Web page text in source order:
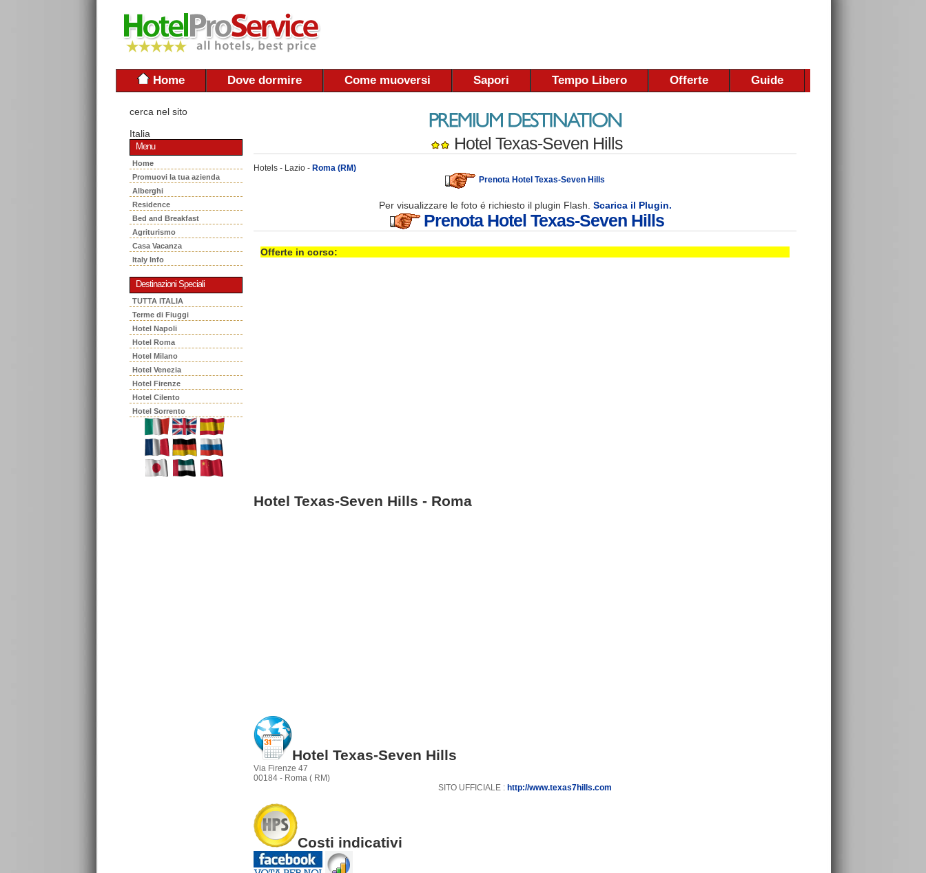
Home Dove dormire Come muoversi Sapori Tempo Libero Offerte Guide
cerca nel sito
Italia
Menu
Home
Promuovi la tua azienda
Alberghi
Residence
Bed and Breakfast
Agriturismo
Casa Vacanza
Italy Info
Destinazioni Speciali
TUTTA ITALIA
Terme di Fiuggi
Hotel Napoli
Hotel Roma
Hotel Milano
Hotel Venezia
Hotel Firenze
Hotel Cilento
Hotel Sorrento
Hotel Texas-Seven Hills
Hotels - Lazio - Roma (RM)
Prenota Hotel Texas-Seven Hills
Per visualizzare le foto é richiesto il plugin Flash. Scarica il Plugin.
Prenota Hotel Texas-Seven Hills
Offerte in corso:
Hotel Texas-Seven Hills - Roma
Hotel Texas-Seven Hills
Via Firenze 47
00184 - Roma ( RM)
SITO UFFICIALE : http://www.texas7hills.com
Costi indicativi